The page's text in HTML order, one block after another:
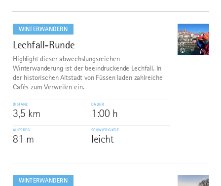
WINTERWANDERN
2
Lechfall-Runde
©
Highlight dieser abwechslungsreichen
Winterwanderung ist der beeindruckende Lechfall. In
der historischen Altstadt von Füssen laden zahlreiche
Cafés zum Verweilen ein.
DISTANZ
3,5 km
DAUER
1:00 h
AUFSTIEG
81 m
SCHWIERIGKEIT
leicht
dazu
WINTERWANDERN
dazu